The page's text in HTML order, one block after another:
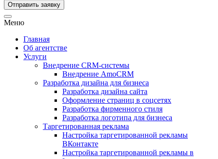
Отправить заявку
Меню
Главная
Об агентстве
Услуги
Внедрение CRM-системы
Внедрение AmoCRM
Разработка дизайна для бизнеса
Разработка дизайна сайта
Оформление страниц в соцсетях
Разработка фирменного стиля
Разработка логотипа для бизнеса
Таргетированная реклама
Настройка таргетированной рекламы
ВКонтакте
Настройка таргетированной рекламы в